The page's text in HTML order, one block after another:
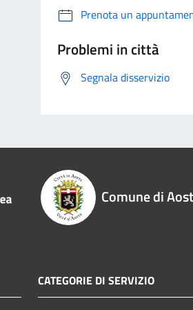
Prenota un
Problemi in città
Segnala disservizio
Comune di
CATEGORIE DI SERVIZIO